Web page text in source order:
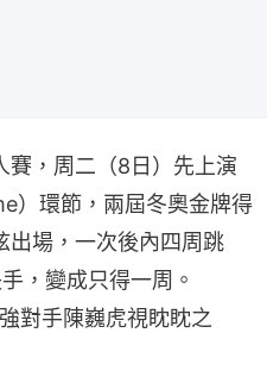
賽，周二（8日）先上演
）環節，兩屆冬奧金牌得
出場，一次後內四周跳
，變成只得一周。
對手陳巍虎視眈眈之